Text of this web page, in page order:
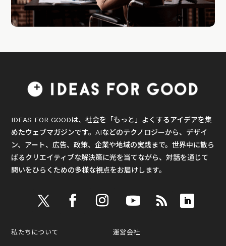
IDEAS FOR GOODは、社会を「もっと」よくするアイデアを集
めたウェブマガジンです。AIなどのテクノロジーから、デザイ
ン、アート、広告、政策、企業や地域の実践まで。世界中に散ら
ばるクリエイティブな解決策に光を当てながら、対話を通じて
問いをひらくための多様な視点をお届けします。
私たちについて 運営会社